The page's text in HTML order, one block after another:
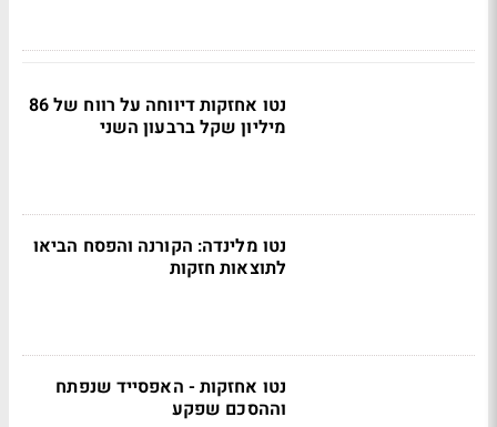
נטו אחזקות דיווחה על רווח של 86
מיליון שקל ברבעון השני
נטו מלינדה: הקורנה והפסח הביאו
לתוצאות חזקות
נטו אחזקות - האפסייד שנפתח
וההסכם שפקע